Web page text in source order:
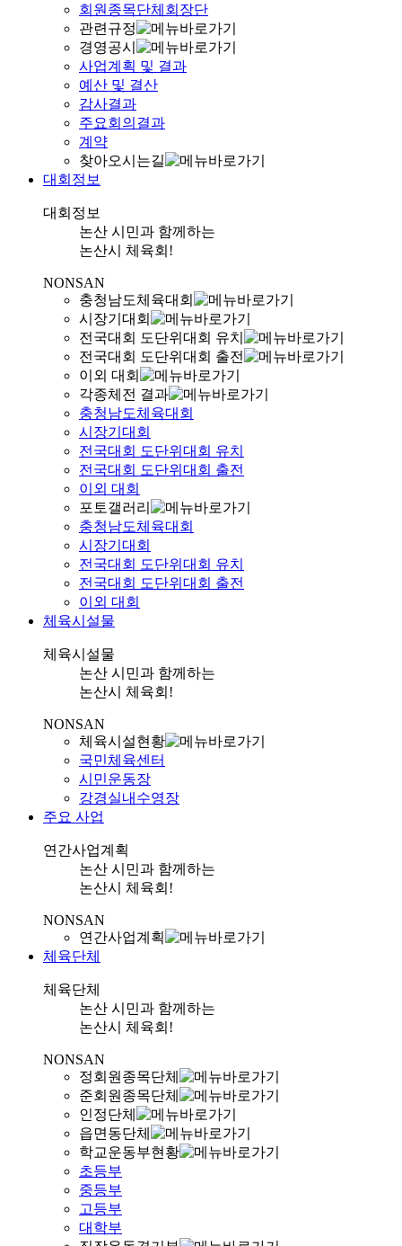
회원종목단체회장단
관련규정
경영공시
사업계획 및 결과
예산 및 결산
감사결과
주요회의결과
계약
찾아오시는길
대회정보
대회정보
논산 시민과 함께하는
논산시 체육회!
NONSAN
충청남도체육대회
시장기대회
전국대회 도단위대회 유치
전국대회 도단위대회 출전
이외 대회
각종체전 결과
충청남도체육대회
시장기대회
전국대회 도단위대회 유치
전국대회 도단위대회 출전
이외 대회
포토갤러리
충청남도체육대회
시장기대회
전국대회 도단위대회 유치
전국대회 도단위대회 출전
이외 대회
체육시설물
체육시설물
논산 시민과 함께하는
논산시 체육회!
NONSAN
체육시설현황
국민체육센터
시민운동장
강경실내수영장
주요 사업
연간사업계획
논산 시민과 함께하는
논산시 체육회!
NONSAN
연간사업계획
체육단체
체육단체
논산 시민과 함께하는
논산시 체육회!
NONSAN
정회원종목단체
준회원종목단체
인정단체
읍면동단체
학교운동부현황
초등부
중등부
고등부
대학부